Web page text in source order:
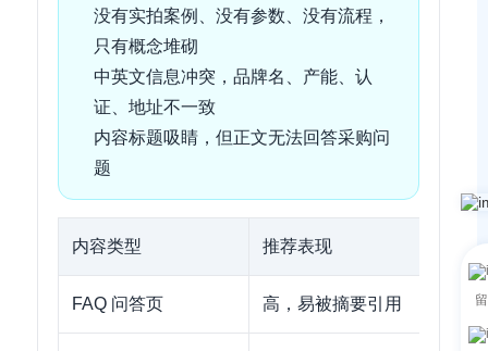
没有实拍案例、没有参数、没有流程，
只有概念堆砌
中英文信息冲突，品牌名、产能、认
证、地址不一致
内容标题吸睛，但正文无法回答采购问
题
内容类型 推荐表现
FAQ 问答页 高，易被摘要引用